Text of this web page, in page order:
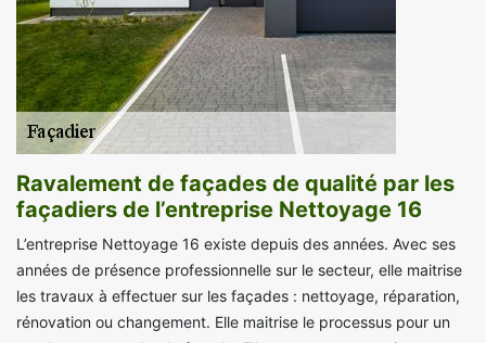
Ravalement de façades de qualité par les
façadiers de l’entreprise Nettoyage 16
L’entreprise Nettoyage 16 existe depuis des années. Avec ses
années de présence professionnelle sur le secteur, elle maitrise
les travaux à effectuer sur les façades : nettoyage, réparation,
rénovation ou changement. Elle maitrise le processus pour un